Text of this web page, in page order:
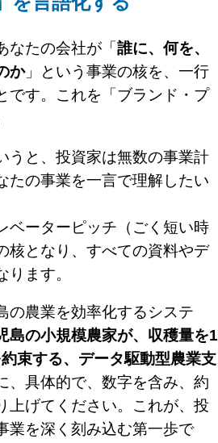
なたの会社が「 誰に、何を、
か」という事業の核を、一行
です。これを「ブランド・プ
うと、投資家は無数の事業計
たの事業を一言で理解したい
ベーターピッチ（ごく短い時
核となり、すべての資料やデ
ます。
の農業を効率化するシステ
島の小規模農家が、収穫量を1
束する、データ駆動型農業支
、具体的で、数字を含み、約
上げてください。これが、投
業を深く刻み込む第一歩で